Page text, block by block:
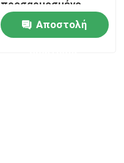
προσαρμοσμένο
φραγμός πλάτος
αργιλίουΑποστολή